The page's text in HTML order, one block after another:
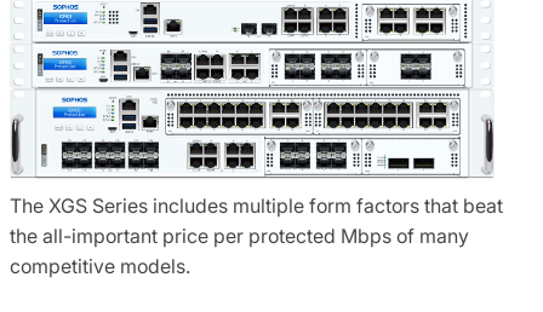
The XGS Series includes multiple form factors that beat
the all-important price per protected Mbps of many
competitive models.